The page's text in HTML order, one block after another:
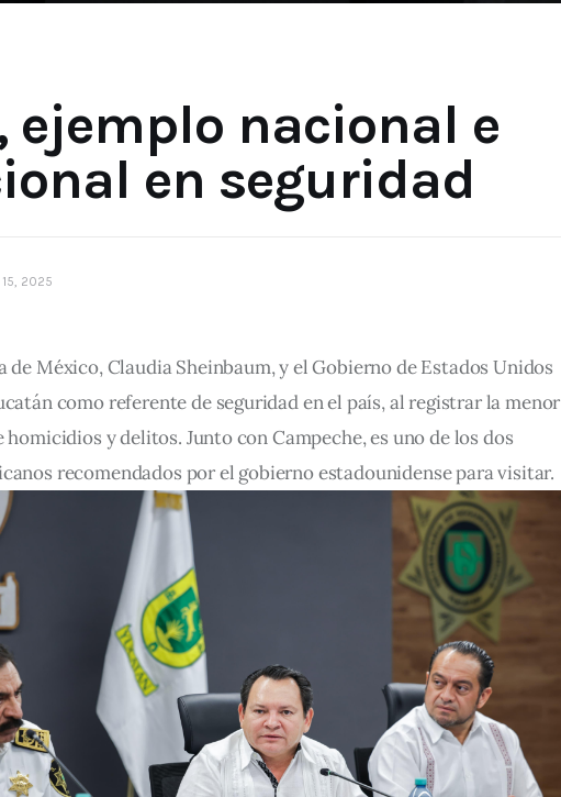
ejemplo nacional e
en seguridad
15, 2025
de México, Claudia Sheinbaum, y el Gobierno de Estados Unidos
como referente de seguridad en el país, al registrar la menor
homicidios y delitos. Junto con Campeche, es uno de los dos
recomendados por el gobierno estadounidense para visitar.